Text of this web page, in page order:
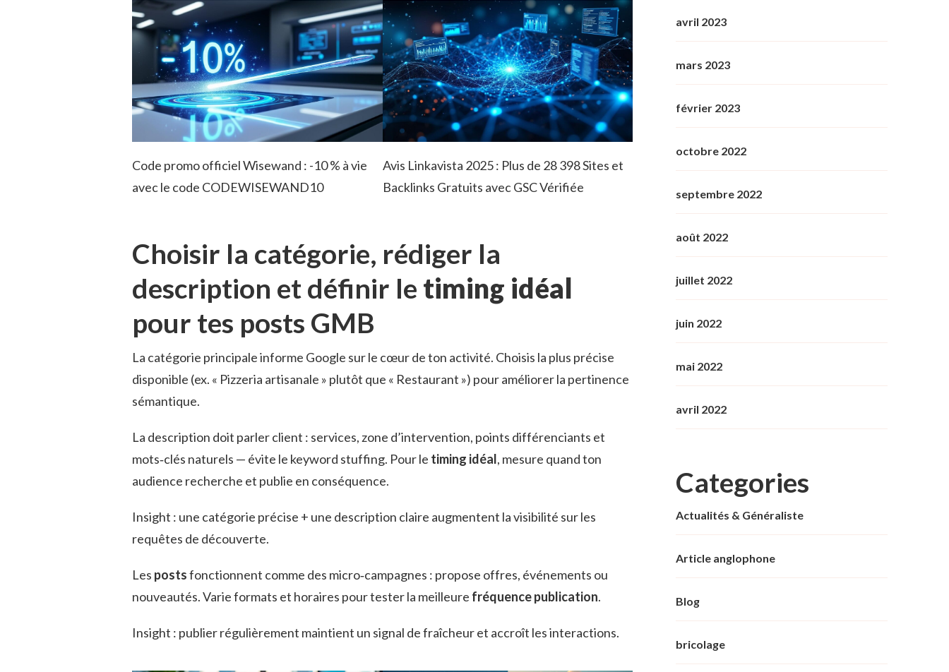
Code promo officiel Wisewand : -10 % à vie
avec le code CODEWISEWAND10
Avis Linkavista 2025 : Plus de 28 398 Sites et
Backlinks Gratuits avec GSC Vérifiée
Choisir la catégorie, rédiger la
description et définir le timing idéal
pour tes posts GMB
La catégorie principale informe Google sur le cœur de ton activité. Choisis la plus précise
disponible (ex. « Pizzeria artisanale » plutôt que « Restaurant ») pour améliorer la pertinence
sémantique.
La description doit parler client : services, zone d’intervention, points différenciants et
mots‑clés naturels — évite le keyword stuffing. Pour le timing idéal, mesure quand ton
audience recherche et publie en conséquence.
Insight : une catégorie précise + une description claire augmentent la visibilité sur les
requêtes de découverte.
Les postsfonctionnent comme des micro‑campagnes : propose offres, événements ou
nouveautés. Varie formats et horaires pour tester la meilleure fréquence publication.
Insight : publier régulièrement maintient un signal de fraîcheur et accroît les interactions.
avril 2023
mars 2023
février 2023
octobre 2022
septembre 2022
août 2022
juillet 2022
juin 2022
mai 2022
avril 2022
Categories
Actualités & Généraliste
Article anglophone
Blog
bricolage